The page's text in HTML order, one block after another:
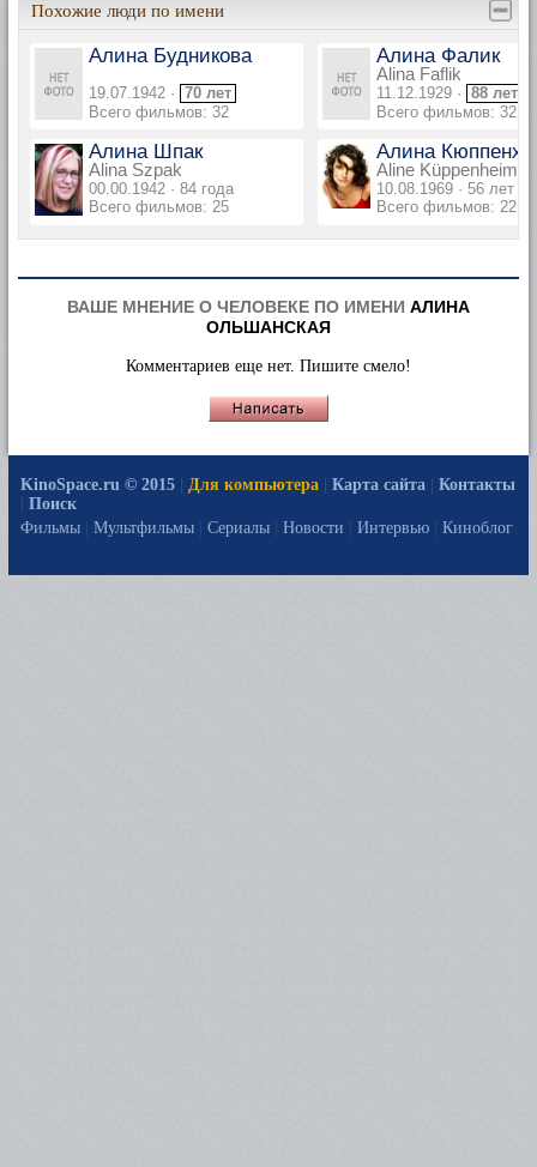
Похожие люди по имени
Алина Будникова
19.07.1942 · 70 лет
Всего фильмов: 32
Алина Фалик
Alina Faflik
11.12.1929 · 88 лет
Всего фильмов: 32
Алина Шпак
Alina Szpak
00.00.1942 · 84 года
Всего фильмов: 25
Алина
Aline Küppenheim
10.08.1969 · 56 лет
Всего фильмов: 22
ВАШЕ МНЕНИЕ О ЧЕЛОВЕКЕ ПО ИМЕНИ АЛИНА
ОЛЬШАНСКАЯ
Комментариев еще нет. Пишите смело!
KinoSpace.ru © 2015 Для компьютера Карта сайта
Контакты
Поиск
Фильмы
Мультфильмы Сериалы Новости Интервью Киноблог